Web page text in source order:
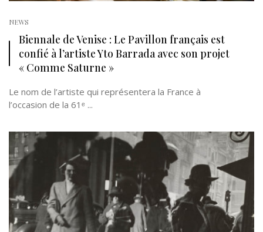
NEWS
Biennale de Venise : Le Pavillon français est
confié à l’artiste Yto Barrada avec son projet
« Comme Saturne »
Le nom de l’artiste qui représentera la France à
l’occasion de la 61ᵉ ...